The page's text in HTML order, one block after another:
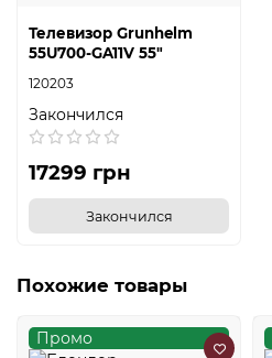
Телевизор Grunhelm
55U700-GA11V 55"
120203
Закончился
17299 грн
Закончился
Похожие товары
Промо